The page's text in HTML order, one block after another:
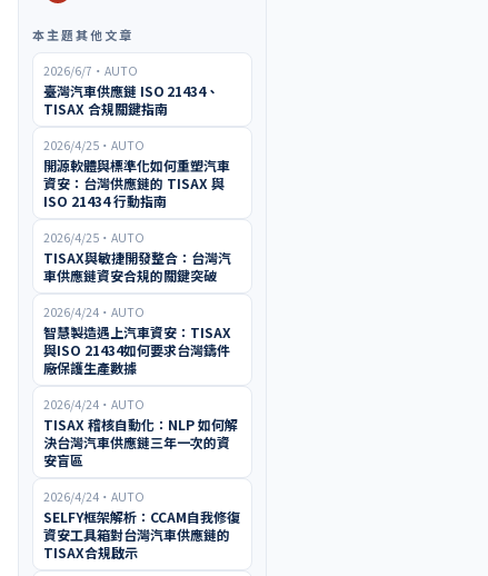
本主題其他文章
2026/6/7 ・ AUTO
臺灣汽車供應鏈 ISO 21434、
TISAX 合規關鍵指南
2026/4/25 ・ AUTO
開源軟體與標準化如何重塑汽車
資安：台灣供應鏈的 TISAX 與
ISO 21434 行動指南
2026/4/25 ・ AUTO
TISAX與敏捷開發整合：台灣汽
車供應鏈資安合規的關鍵突破
2026/4/24 ・ AUTO
智慧製造遇上汽車資安：TISAX
與ISO 21434如何要求台灣鑄件
廠保護生產數據
2026/4/24 ・ AUTO
TISAX 稽核自動化：NLP 如何解
決台灣汽車供應鏈三年一次的資
安盲區
2026/4/24 ・ AUTO
SELFY框架解析：CCAM自我修復
資安工具箱對台灣汽車供應鏈的
TISAX合規啟示